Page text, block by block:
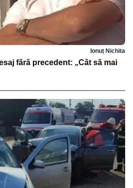
Ionuț Nichita
fără precedent: „Cât să mai